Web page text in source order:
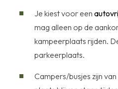
Je kiest voor een
mag alleen op de
kampeerplaats rijden.
parkeerplaats.
Campers/busjes zijn